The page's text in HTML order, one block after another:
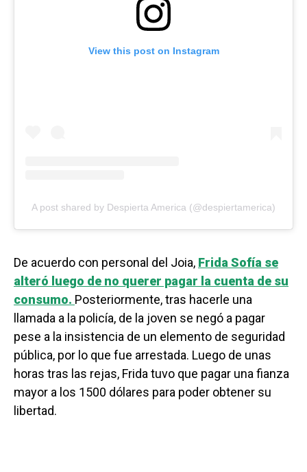
View this post on Instagram
A post shared by Despierta America (@despiertamerica)
De acuerdo con personal del Joia, Frida Sofía se
alteró luego de no querer pagar la cuenta de su
consumo. Posteriormente, tras hacerle una
llamada a la policía, de la joven se negó a pagar
pese a la insistencia de un elemento de seguridad
pública, por lo que fue arrestada. Luego de unas
horas tras las rejas, Frida tuvo que pagar una fianza
mayor a los 1500 dólares para poder obtener su
libertad.